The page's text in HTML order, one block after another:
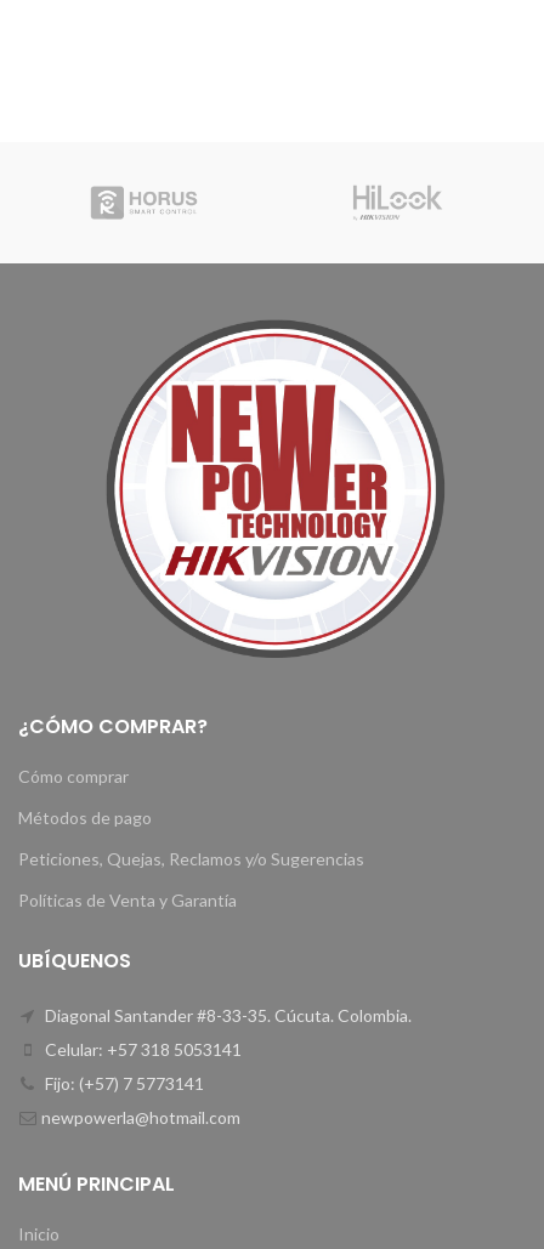
¿CÓMO COMPRAR?
Cómo comprar
Métodos de pago
Peticiones, Quejas, Reclamos y/o Sugerencias
Políticas de Venta y Garantía
UBÍQUENOS
Diagonal Santander #8-33-35. Cúcuta. Colombia.
Celular: +57 318 5053141
Fijo: (+57) 7 5773141
newpowerla@hotmail.com
MENÚ PRINCIPAL
Inicio